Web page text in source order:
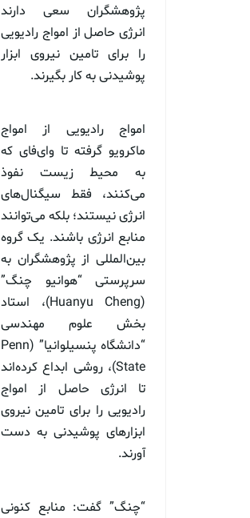
پژوهشگران سعی دارند
انرژی حاصل از امواج رادیویی
را برای تامین نیروی ابزار
پوشیدنی به کار بگیرند.
امواج رادیویی از امواج
ماکرویو گرفته تا وای‌فای که
به محیط زیست نفوذ
می‌کنند، فقط سیگنال‌های
انرژی نیستند؛ بلکه می‌توانند
منابع انرژی باشند. یک گروه
بین‌المللی از پژوهشگران به
سرپرستی “هوانیو چنگ”
(Huanyu Cheng)، استاد
بخش علوم مهندسی
“دانشگاه پنسیلوانیا” (Penn
State)، روشی ابداع کرده‌اند
تا انرژی حاصل از امواج
رادیویی را برای تامین نیروی
ابزارهای پوشیدنی به دست
آورند.
“چنگ” گفت: منابع کنونی